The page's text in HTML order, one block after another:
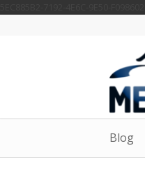
Blog